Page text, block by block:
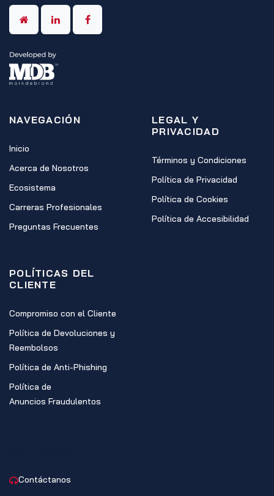
NAVEGACIÓN
Inicio
Acerca de Nosotros
Ecosistema
Carreras Profesionales
Preguntas Frecuentes
LEGAL Y
PRIVACIDAD
Términos y Condiciones
Política de Privacidad
Política de Cookies
Política de Accesibilidad
POLÍTICAS DEL
CLIENTE
Compromiso con el Cliente
Política de Devoluciones y
Reembolsos
Política de Anti-Phishing
Política de
Anuncios Fraudulentos
Contáctanos